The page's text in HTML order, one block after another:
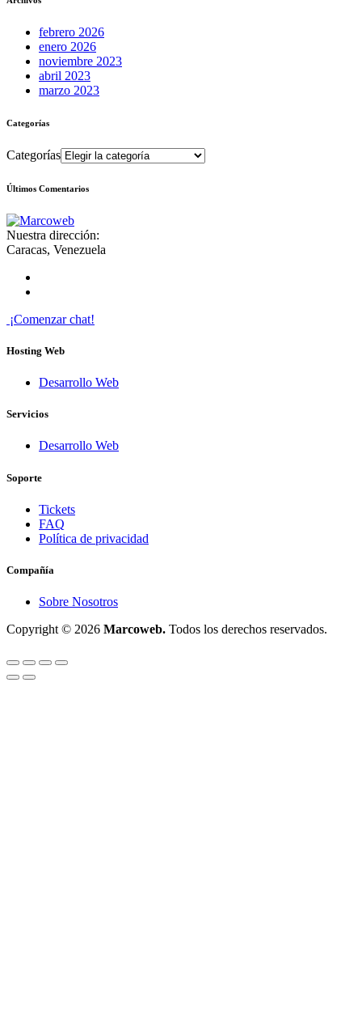
febrero 2026
enero 2026
noviembre 2023
abril 2023
marzo 2023
Categorías
Categorías
Últimos Comentarios
Nuestra dirección:
Caracas, Venezuela
¡Comenzar chat!
Hosting Web
Desarrollo Web
Servicios
Desarrollo Web
Soporte
Tickets
FAQ
Política de privacidad
Compañía
Sobre Nosotros
Copyright © 2026 Marcoweb. Todos los derechos reservados.